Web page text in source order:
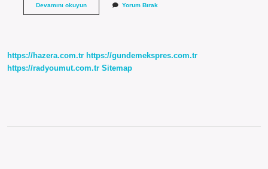
Devamını okuyunCihanefruz
Yorum Bırak
https://hazera.com.tr https://gundemekspres.com.tr
https://radyoumut.com.tr Sitemap